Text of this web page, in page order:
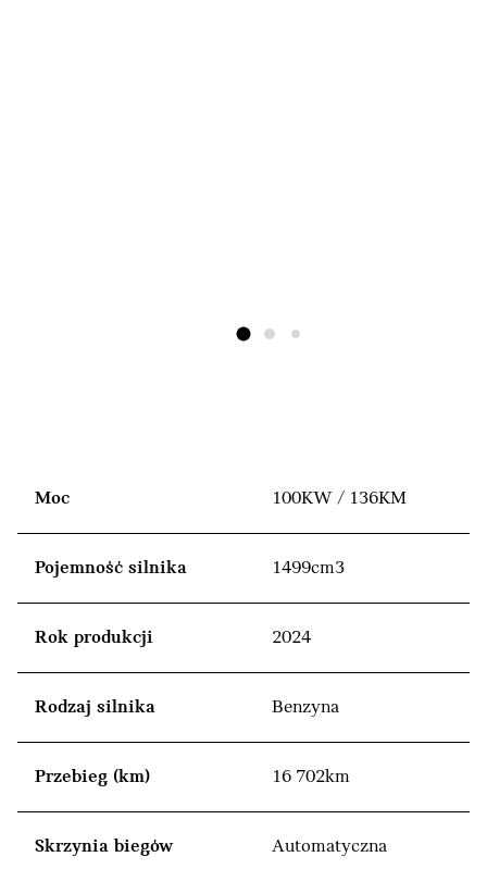
Moc 100KW / 136KM
Pojemność silnika 1499cm3
Rok produkcji 2024
Rodzaj silnika Benzyna
Przebieg (km) 16 702km
Skrzynia biegów Automatyczna